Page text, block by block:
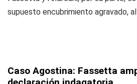
supuesto encubrimiento agravado,
Caso Agostina: Fassetta